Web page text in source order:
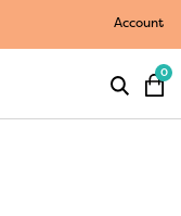
Account
0